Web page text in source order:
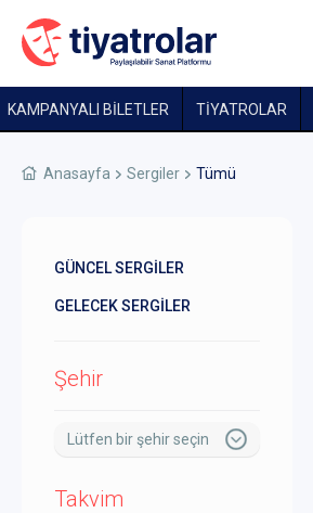
KAMPANYALI BİLETLER TİYATROLAR
Anasayfa Sergiler Tümü
GÜNCEL SERGİLER
GELECEK SERGİLER
Şehir
Lütfen bir şehir seçin
Takvim